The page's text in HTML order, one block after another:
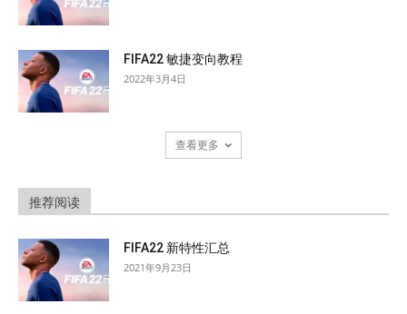
FIFA22 敏捷变向教程
2022年3月4日
查看更多
推荐阅读
FIFA22 新特性汇总
2021年9月23日